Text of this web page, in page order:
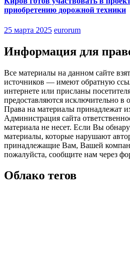
приобретению дорожной техники
25 марта 2025 eurorum
Информация для
Все материалы на данном сайте
источников — имеют обратную
интернете или присланы
предоставляются исключительно в
Права на материалы принадлежат
Администрация сайта
материала не несет. Если Вы
материалы, которые нарушают
принадлежащие Вам, Вашей
пожалуйста, сообщите нам через
Облако тегов